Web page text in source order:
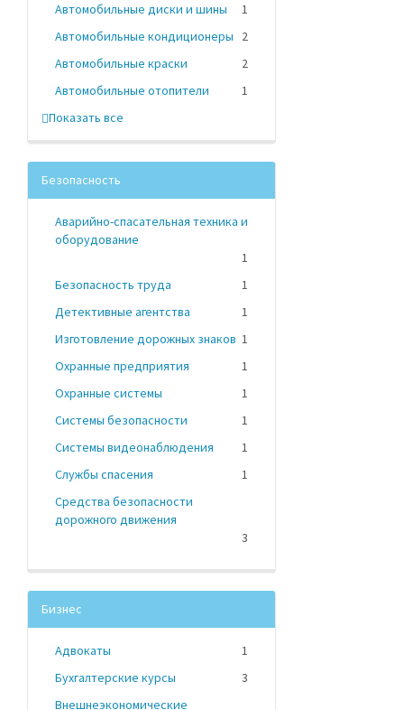
Автомобильные диски и шины
1
Автомобильные кондиционеры
2
Автомобильные краски
2
Автомобильные отопители
1
Показать все
Безопасность
Аварийно-спасательная техника и
оборудование
1
Безопасность труда
1
Детективные агентства
1
Изготовление дорожных знаков 1
Охранные предприятия
1
Охранные системы
1
Системы безопасности
1
Системы видеонаблюдения
1
Службы спасения
1
Средства безопасности
дорожного движения
3
Бизнес
Адвокаты
1
Бухгалтерские курсы
3
Внешнеэкономические